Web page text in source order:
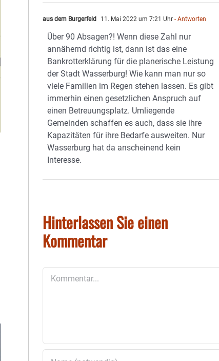
aus dem Burgerfeld 11. Mai 2022 um 7:21 Uhr - Antworten
Über 90 Absagen?! Wenn diese Zahl nur
annähernd richtig ist, dann ist das eine
Bankrotterklärung für die planerische Leistung
der Stadt Wasserburg! Wie kann man nur so
viele Familien im Regen stehen lassen. Es gibt
immerhin einen gesetzlichen Anspruch auf
einen Betreuungsplatz. Umliegende
Gemeinden schaffen es auch, dass sie ihre
Kapazitäten für ihre Bedarfe ausweiten. Nur
Wasserburg hat da anscheinend kein
Interesse.
Hinterlassen Sie einen
Kommentar